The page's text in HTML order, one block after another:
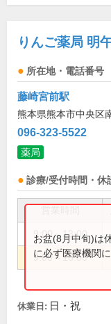
りんご薬局 明
所在地・電話番号
藤崎宮前駅
熊本県熊本市中央区
096-323-5522
薬局
診療/受付時間・休
9:00～13:00
9:00～18:00
お盆(8月中旬)は
に必ず医療機関
休業日: 日・祝